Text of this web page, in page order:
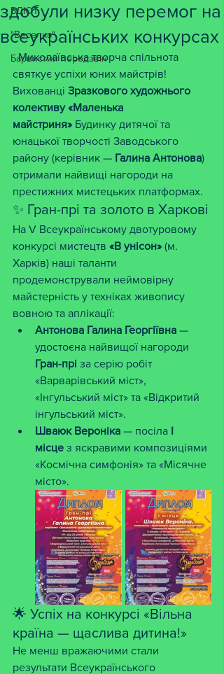
БДЮТ
"Веселка"
Барвистий передзвін
здобули низку перемог на
всеукраїнських конкурсах
  Миколаївська творча спільнота
святкує успіхи юних майстрів!
Вихованці Зразкового художнього
колективу «Маленька
майстриня» Будинку дитячої та
юнацької творчості Заводського
району (керівник — Галина Антонова)
отримали найвищі нагороди на
престижних мистецьких платформах.
✨ Гран-прі та золото в Харкові
На V Всеукраїнському двотуровому
конкурсі мистецтв «В унісон» (м.
Харків) наші таланти
продемонстрували неймовірну
майстерність у техніках живопису
вовною та аплікації:
Антонова Галина Георгіївна —
удостоєна найвищої нагороди
Гран-прі за серію робіт
«Варварівський міст»,
«Інгульський міст» та «Відкритий
інгульський міст».
Шваюк Вероніка — посіла I
місце з яскравими композиціями
«Космічна симфонія» та «Місячне
місто».
🌟 Успіх на конкурсі «Вільна
країна — щаслива дитина!»
Не менш вражаючими стали
результати Всеукраїнського